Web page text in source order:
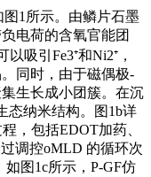
1所示。由鳞片石墨
电荷的含氧官能团
吸引Fe3⁺和Ni2⁺，
同时，由于磁偶极-
生长成小团簇。在沉
态纳米结构。图1b详
，包括EDOT加药、
调控oMLD 的循环次
图1c所示，P-GF仿